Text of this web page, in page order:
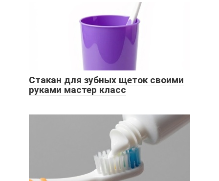
Стакан для зубных щеток своими
руками мастер класс